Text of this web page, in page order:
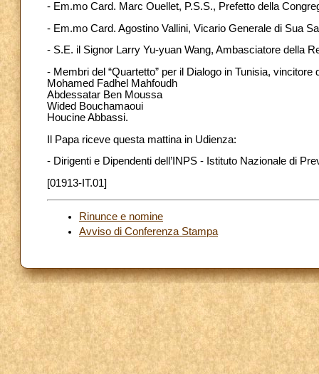
- Em.mo Card. Marc Ouellet, P.S.S., Prefetto della
- Em.mo Card. Agostino Vallini, Vicario Generale di Sua
- S.E. il Signor Larry Yu-yuan Wang, Ambasciatore della
- Membri del “Quartetto” per il Dialogo in Tunisia,
Mohamed Fadhel Mahfoudh
Abdessatar Ben Moussa
Wided Bouchamaoui
Houcine Abbassi.
Il Papa riceve questa mattina in Udienza:
- Dirigenti e Dipendenti dell’INPS - Istituto Nazionale di
[01913-IT.01]
Rinunce e nomine
Avviso di Conferenza Stampa